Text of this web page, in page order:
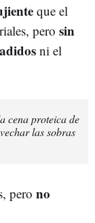
que el
pero sin
ni el
cena proteica de
las sobras
pero no